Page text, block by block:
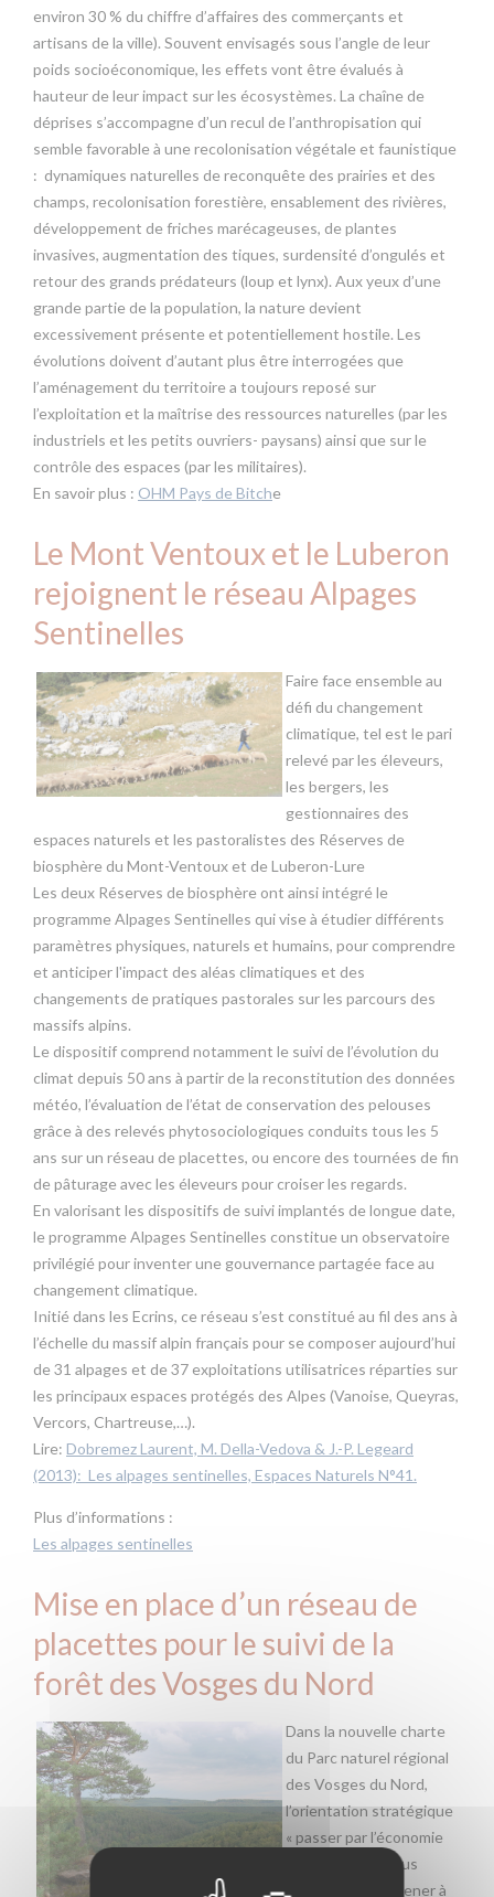
environ 30 % du chiffre d’affaires des commerçants et
artisans de la ville). Souvent envisagés sous l’angle de leur
poids socioéconomique, les effets vont être évalués à
hauteur de leur impact sur les écosystèmes. La chaîne de
déprises s’accompagne d’un recul de l’anthropisation qui
semble favorable à une recolonisation végétale et faunistique
: dynamiques naturelles de reconquête des prairies et des
champs, recolonisation forestière, ensablement des rivières,
développement de friches marécageuses, de plantes
invasives, augmentation des tiques, surdensité d’ongulés et
retour des grands prédateurs (loup et lynx). Aux yeux d’une
grande partie de la population, la nature devient
excessivement présente et potentiellement hostile. Les
évolutions doivent d’autant plus être interrogées que
l’aménagement du territoire a toujours reposé sur
l’exploitation et la maîtrise des ressources naturelles (par les
industriels et les petits ouvriers- paysans) ainsi que sur le
contrôle des espaces (par les militaires).
En savoir plus : OHM Pays de Bitche
Le Mont Ventoux et le Luberon
rejoignent le réseau Alpages
Sentinelles
Faire face ensemble au
défi du changement
climatique, tel est le pari
relevé par les éleveurs,
les bergers, les
gestionnaires des
espaces naturels et les pastoralistes des Réserves de
biosphère du Mont-Ventoux et de Luberon-Lure
Les deux Réserves de biosphère ont ainsi intégré le
programme Alpages Sentinelles qui vise à étudier différents
paramètres physiques, naturels et humains, pour comprendre
et anticiper l'impact des aléas climatiques et des
changements de pratiques pastorales sur les parcours des
massifs alpins.
Le dispositif comprend notamment le suivi de l’évolution du
climat depuis 50 ans à partir de la reconstitution des données
météo, l’évaluation de l’état de conservation des pelouses
grâce à des relevés phytosociologiques conduits tous les 5
ans sur un réseau de placettes, ou encore des tournées de fin
de pâturage avec les éleveurs pour croiser les regards.
En valorisant les dispositifs de suivi implantés de longue date,
le programme Alpages Sentinelles constitue un observatoire
privilégié pour inventer une gouvernance partagée face au
changement climatique.
Initié dans les Ecrins, ce réseau s’est constitué au fil des ans à
l’échelle du massif alpin français pour se composer aujourd’hui
de 31 alpages et de 37 exploitations utilisatrices réparties sur
les principaux espaces protégés des Alpes (Vanoise, Queyras,
Vercors, Chartreuse,…).
Lire: Dobremez Laurent, M. Della-Vedova & J.-P. Legeard
(2013): Les alpages sentinelles, Espaces Naturels N°41.
Plus d’informations :
Les alpages sentinelles
Mise en place d’un réseau de
placettes pour le suivi de la
forêt des Vosges du Nord
Dans la nouvelle charte
du Parc naturel régional
des Vosges du Nord,
l’orientation stratégique
« passer par l’économie
pour une forêt plus
naturelle » doit mener à